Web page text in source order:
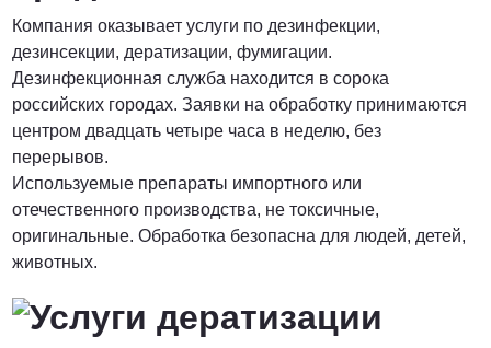
Компания оказывает услуги по дезинфекции,
дезинсекции, дератизации, фумигации.
Дезинфекционная служба находится в сорока
российских городах. Заявки на обработку принимаются
центром двадцать четыре часа в неделю, без
перерывов.
Используемые препараты импортного или
отечественного производства, не токсичные,
оригинальные. Обработка безопасна для людей, детей,
животных.